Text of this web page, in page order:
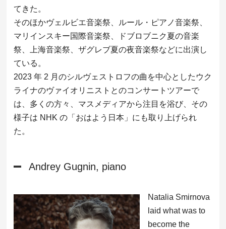
てきた。
そのほかヴェルビエ音楽祭、ルール・ピアノ音楽祭、
マリインスキー国際音楽祭、ドブロブニク夏の音楽
祭、上海音楽祭、ザグレブ夏の夜音楽祭などに出演し
ている。
2023 年 2 月のシルヴェストロフの曲を中心としたウク
ライナのヴァイオリニストとのコンサートツアーで
は、多くの方々、マスメディアから注目を浴び、その
様子は NHK の「おはよう日本」にも取り上げられ
た。
Andrey Gugnin, piano
Natalia Smirnova
laid what was to
become the